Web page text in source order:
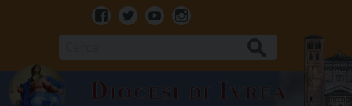
Facebook
TwitterYoutubeInstagram
Diocesi di Ivrea